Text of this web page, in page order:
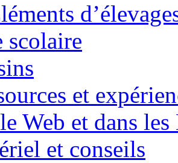
scolaire
et
Web et dans
et conseils